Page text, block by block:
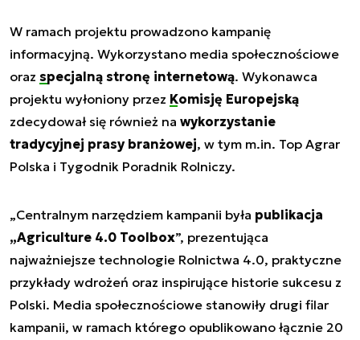
W ramach projektu prowadzono kampanię
informacyjną. Wykorzystano media społecznościowe
oraz specjalną stronę internetową. Wykonawca
projektu wyłoniony przez Komisję Europejską
zdecydował się również na wykorzystanie
tradycyjnej prasy branżowej, w tym m.in. Top Agrar
Polska i Tygodnik Poradnik Rolniczy.
„Centralnym narzędziem kampanii była publikacja
„Agriculture 4.0 Toolbox”, prezentująca
najważniejsze technologie Rolnictwa 4.0, praktyczne
przykłady wdrożeń oraz inspirujące historie sukcesu z
Polski. Media społecznościowe stanowiły drugi filar
kampanii, w ramach którego opublikowano łącznie 20